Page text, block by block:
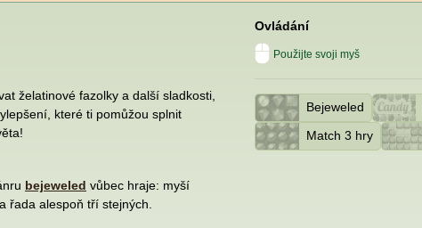
želatinové fazolky a další sladkosti,
které ti pomůžou splnit
bejeweled vůbec hraje: myší
řada alespoň tří stejných.
Ovládání
Použijte svoji myš
Bejeweled
Match 3 hry